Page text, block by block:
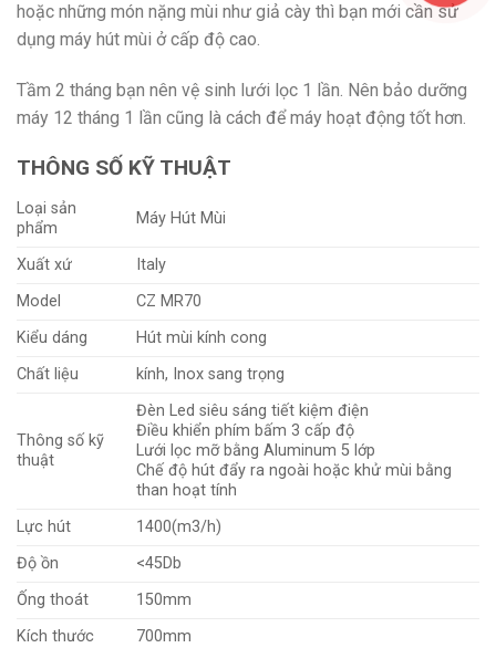
hoặc những món nặng mùi như giả cày thì bạn mới cần sử
dụng máy hút mùi ở cấp độ cao.
Tầm 2 tháng bạn nên vệ sinh lưới lọc 1 lần. Nên bảo dưỡng
máy 12 tháng 1 lần cũng là cách để máy hoạt động tốt hơn.
THÔNG SỐ KỸ THUẬT
Loại sản
phẩm
Máy Hút Mùi
Xuất xứ
Italy
Model
CZ MR70
Kiểu dáng
Hút mùi kính cong
Chất liệu
kính, Inox sang trọng
Thông số kỹ
thuật
Đèn Led siêu sáng tiết kiệm điện
Điều khiển phím bấm 3 cấp độ
Lưới lọc mỡ bằng Aluminum 5 lớp
Chế độ hút đẩy ra ngoài hoặc khử mùi bằng
than hoạt tính
Lực hút
1400(m3/h)
Độ ồn
<45Db
Ống thoát
150mm
Kích thước
700mm